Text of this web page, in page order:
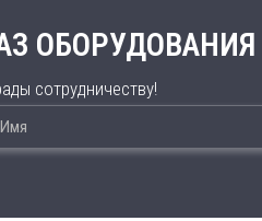
ОБОРУДОВАНИЯ
сотрудничеству!